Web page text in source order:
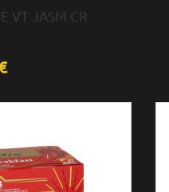
VT JASM CR